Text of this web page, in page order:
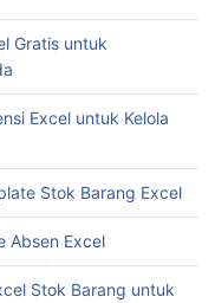
Gratis untuk
Excel untuk Kelola
Stok Barang Excel
Absen Excel
Stok Barang untuk